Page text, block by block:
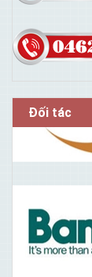
Đối tác